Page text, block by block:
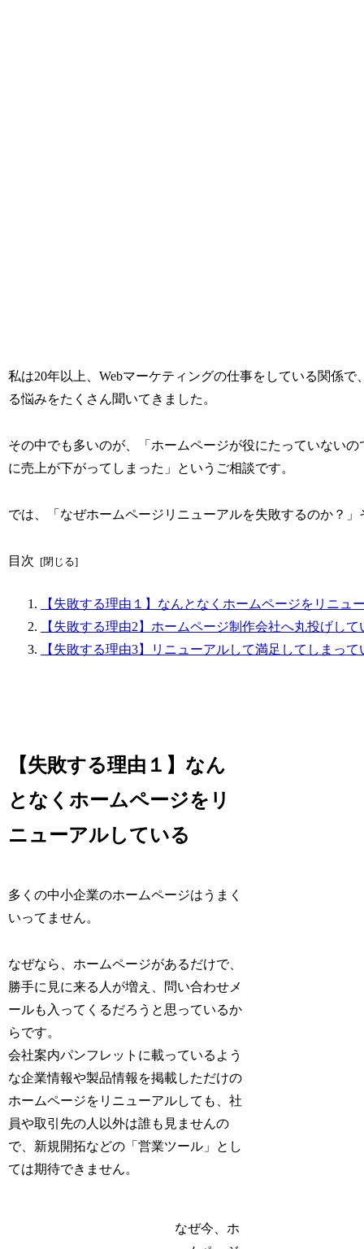
私は20年以上、Webマーケティングの仕事をしている関係
る悩みをたくさん聞いてきました。
その中でも多いのが、「ホームページが役にたっていない
に売上が下がってしまった」というご相談です。
では、「なぜホームページリニューアルを失敗するのか？
目次
【失敗する理由１】なんとなくホームページをリニュ
【失敗する理由2】ホームページ制作会社へ丸投げして
【失敗する理由3】リニューアルして満足してしまって
【失敗する理由１】なん
となくホームページをリ
ニューアルしている
多くの中小企業のホームページはうまく
いってません。
なぜなら、ホームページがあるだけで、
勝手に見に来る人が増え、問い合わせメ
ールも入ってくるだろうと思っているか
らです。
会社案内パンフレットに載っているよう
な企業情報や製品情報を掲載しただけの
ホームページをリニューアルしても、社
員や取引先の人以外は誰も見ませんの
で、新規開拓などの「営業ツール」とし
ては期待できません。
なぜ今、ホ